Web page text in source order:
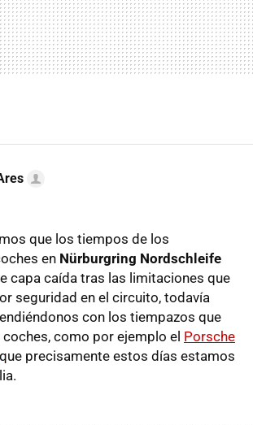
que los tiempos de los
en Nürburgring Nordschleife
capa caída tras las limitaciones que
seguridad en el circuito, todavía
con los tiempazos que
como por ejemplo el Porsche
que precisamente estos días estamos